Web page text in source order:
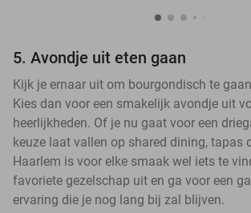
5. Avondje uit eten gaan
Kijk je ernaar uit om bourgondisch te
Kies dan voor een smakelijk avondje uit
heerlijkheden. Of je nu gaat voor een
keuze laat vallen op shared dining, tapas
Haarlem is voor elke smaak wel iets te
favoriete gezelschap uit en ga voor een
ervaring die je nog lang bij zal blijven.